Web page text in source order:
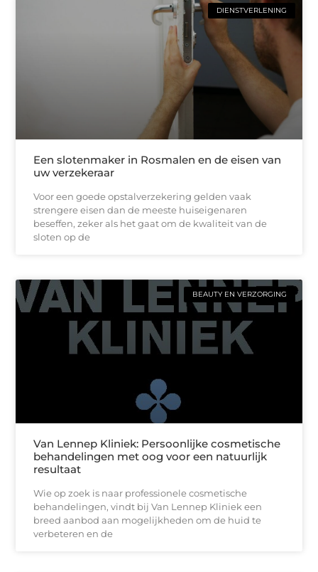
DIENSTVERLENING
Een slotenmaker in Rosmalen en de eisen van
uw verzekeraar
Voor een goede opstalverzekering gelden vaak
strengere eisen dan de meeste huiseigenaren
beseffen, zeker als het gaat om de kwaliteit van de
sloten op de
BEAUTY EN VERZORGING
Van Lennep Kliniek: Persoonlijke cosmetische
behandelingen met oog voor een natuurlijk
resultaat
Wie op zoek is naar professionele cosmetische
behandelingen, vindt bij Van Lennep Kliniek een
breed aanbod aan mogelijkheden om de huid te
verbeteren en de